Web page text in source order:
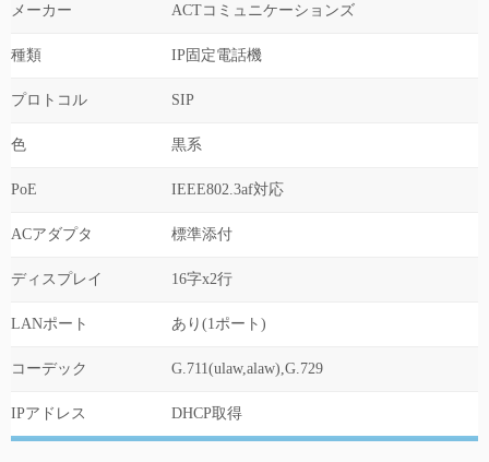
メーカー ACTコミュニケーションズ
種類 IP固定電話機
プロトコル SIP
色 黒系
PoE IEEE802.3af対応
ACアダプタ 標準添付
ディスプレイ 16字x2行
LANポート あり(1ポート)
コーデック G.711(ulaw,alaw),G.729
IPアドレス DHCP取得